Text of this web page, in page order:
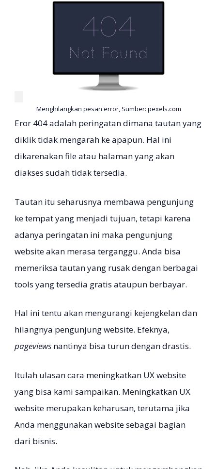
Menghilangkan pesan error, Sumber: pexels.com
Eror 404 adalah peringatan dimana tautan yang
diklik tidak mengarah ke apapun. Hal ini
dikarenakan file atau halaman yang akan
diakses sudah tidak tersedia.
Tautan itu seharusnya membawa pengunjung
ke tempat yang menjadi tujuan, tetapi karena
adanya peringatan ini maka pengunjung
website akan merasa terganggu. Anda bisa
memeriksa tautan yang rusak dengan berbagai
tools yang tersedia gratis ataupun berbayar.
Hal ini tentu akan mengurangi kejengkelan dan
hilangnya pengunjung website. Efeknya,
pageviews nantinya bisa turun dengan drastis.
Itulah ulasan cara meningkatkan UX website
yang bisa kami sampaikan. Meningkatkan UX
website merupakan keharusan, terutama jika
Anda menggunakan website sebagai bagian
dari bisnis.